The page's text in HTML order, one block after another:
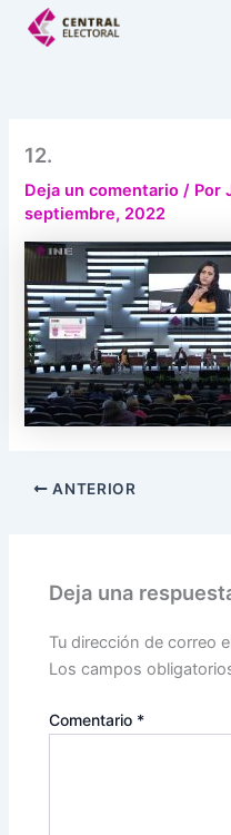
12.
Deja un comentario / Por
septiembre, 2022
ANTERIOR
Deja una
Tu dirección de correo
Los campos
Comentario *